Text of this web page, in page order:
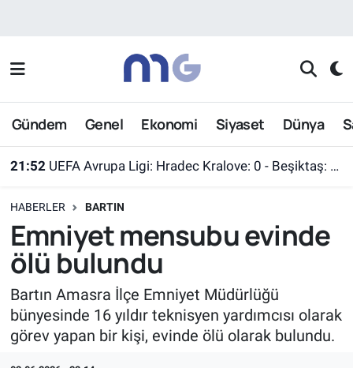
Gündem Genel Ekonomi Siyaset Dünya
21:52 UEFA Avrupa Ligi: Hradec Kralove: 0 - Beşiktaş: 1 (Maç sonucu)
HABERLER BARTIN
Emniyet mensubu evinde
ölü bulundu
Bartın Amasra İlçe Emniyet Müdürlüğü
bünyesinde 16 yıldır teknisyen yardımcısı olarak
görev yapan bir kişi, evinde ölü olarak bulundu.
Nöbetçi Eczaneler
Hava Durumu
Süper Lig Puan Durumu ve Fikstür
Tüm Manşetler
Son Dakika Haberleri
Haber Arşivi